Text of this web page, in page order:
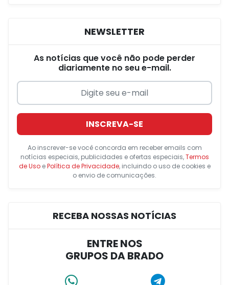
NEWSLETTER
As notícias que você não pode perder
diariamente no seu e-mail.
INSCREVA-SE
Ao inscrever-se você concorda em receber emails com
notícias especiais, publicidades e ofertas especiais,Termos
de UsoePolítica de Privacidade, incluindo o uso de cookies e
o envio de comunicações.
RECEBA NOSSAS NOTÍCIAS
ENTRE NOS
GRUPOS DA BRADO